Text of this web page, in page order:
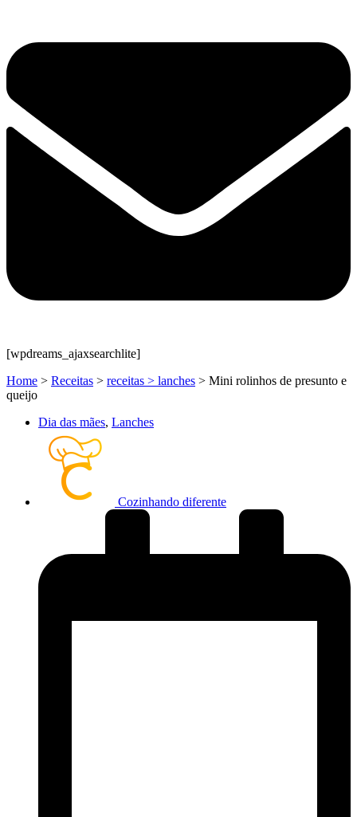
[wpdreams_ajaxsearchlite]
Home > Receitas > receitas > lanches > Mini rolinhos de presunto e
queijo
Dia das mães, Lanches
Cozinhando diferente